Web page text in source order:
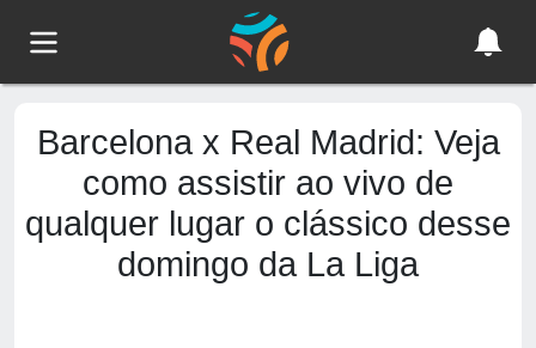
Barcelona x Real Madrid: Veja
como assistir ao vivo de
qualquer lugar o clássico desse
domingo da La Liga